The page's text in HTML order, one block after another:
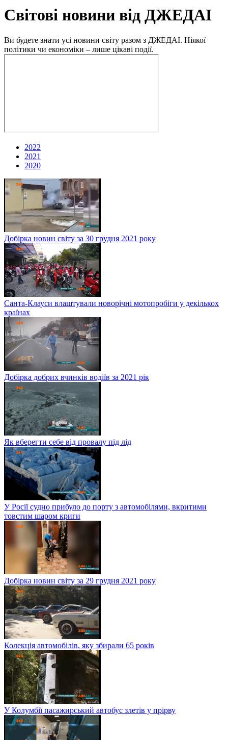
Світові новини від ДЖЕДАІ
Ви будете знати усі новини світу разом з ДЖЕДАІ. Ніякої
політики чи економіки – лише цікаві події.
2022
2021
2020
Добірка новин світу за 30 грудня 2021 року
Санта-Клауси влаштували новорічні мотопробіги у декількох
країнах
Добірка добрих вчинків водіїв за 2021 рік
Як вберегти себе від провалу під лід
У Росії судно прибуло до порту з автомобілями, вкритими
товстим шаром криги
Добірка новин світу за 29 грудня 2021 року
Колекція автомобілів, яку збирали 65 років
У Колумбії пасажирський автобус злетів у прірву